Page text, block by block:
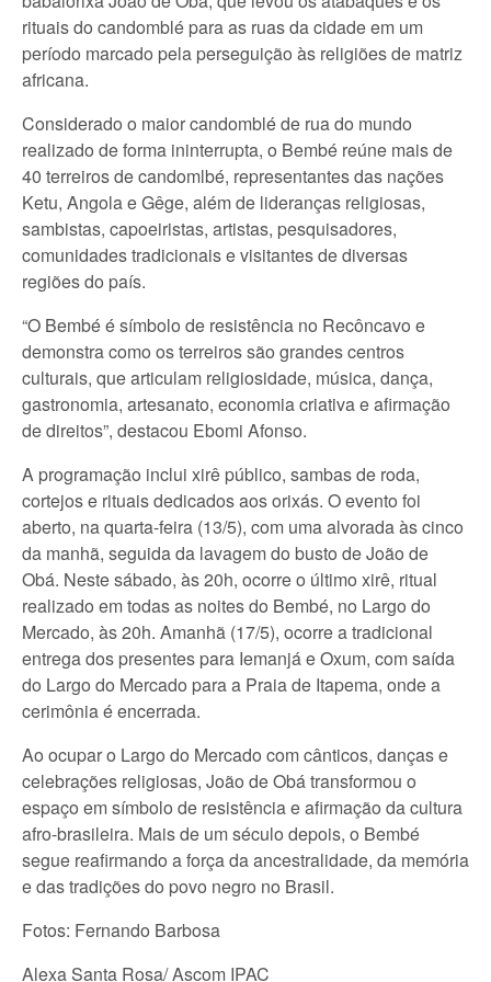
rituais do candomblé para as ruas da cidade em um
período marcado pela perseguição às religiões de matriz
africana.
Considerado o maior candomblé de rua do mundo
realizado de forma ininterrupta, o Bembé reúne mais de
40 terreiros de candomlbé, representantes das nações
Ketu, Angola e Gêge, além de lideranças religiosas,
sambistas, capoeiristas, artistas, pesquisadores,
comunidades tradicionais e visitantes de diversas
regiões do país.
“O Bembé é símbolo de resistência no Recôncavo e
demonstra como os terreiros são grandes centros
culturais, que articulam religiosidade, música, dança,
gastronomia, artesanato, economia criativa e afirmação
de direitos”, destacou Ebomi Afonso.
A programação inclui xirê público, sambas de roda,
cortejos e rituais dedicados aos orixás. O evento foi
aberto, na quarta-feira (13/5), com uma alvorada às cinco
da manhã, seguida da lavagem do busto de João de
Obá. Neste sábado, às 20h, ocorre o último xirê, ritual
realizado em todas as noites do Bembé, no Largo do
Mercado, às 20h. Amanhã (17/5), ocorre a tradicional
entrega dos presentes para Iemanjá e Oxum, com saída
do Largo do Mercado para a Praia de Itapema, onde a
cerimônia é encerrada.
Ao ocupar o Largo do Mercado com cânticos, danças e
celebrações religiosas, João de Obá transformou o
espaço em símbolo de resistência e afirmação da cultura
afro-brasileira. Mais de um século depois, o Bembé
segue reafirmando a força da ancestralidade, da memória
e das tradições do povo negro no Brasil.
Fotos: Fernando Barbosa
Alexa Santa Rosa/ Ascom IPAC